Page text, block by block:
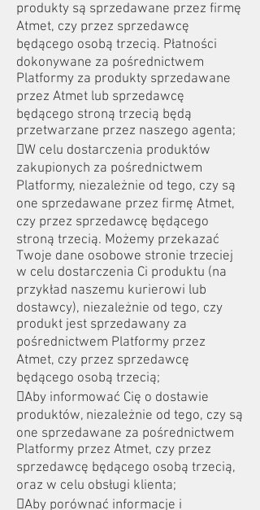
produkty są sprzedawane przez firmę
Atmet, czy przez sprzedawcę
będącego osobą trzecią. Płatności
dokonywane za pośrednictwem
Platformy za produkty sprzedawane
przez Atmet lub sprzedawcę
będącego stroną trzecią będą
przetwarzane przez naszego agenta;
W celu dostarczenia produktów
zakupionych za pośrednictwem
Platformy, niezależnie od tego, czy są
one sprzedawane przez firmę Atmet,
czy przez sprzedawcę będącego
stroną trzecią. Możemy przekazać
Twoje dane osobowe stronie trzeciej
w celu dostarczenia Ci produktu (na
przykład naszemu kurierowi lub
dostawcy), niezależnie od tego, czy
produkt jest sprzedawany za
pośrednictwem Platformy przez
Atmet, czy przez sprzedawcę
będącego osobą trzecią;
Aby informować Cię o dostawie
produktów, niezależnie od tego, czy są
one sprzedawane za pośrednictwem
Platformy przez Atmet, czy przez
sprzedawcę będącego osobą trzecią,
oraz w celu obsługi klienta;
Aby porównać informacje i